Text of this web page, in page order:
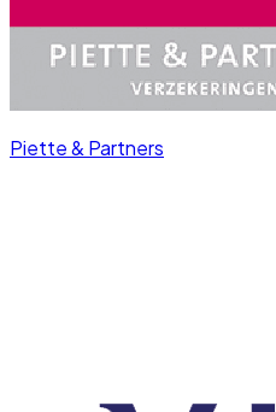
Piette & Partners